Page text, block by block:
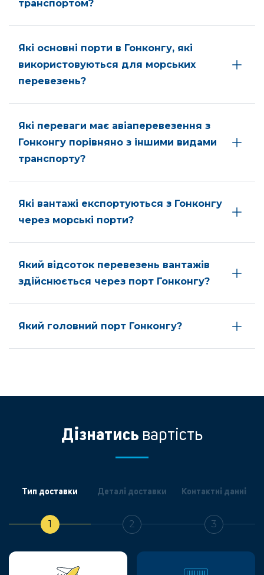
транспортом?
Які основні порти в Гонконгу, які
використовуються для морських
перевезень?
Які переваги має авіаперевезення з
Гонконгу порівняно з іншими видами
транспорту?
Які вантажі експортуються з Гонконгу
через морські порти?
Який відсоток перевезень вантажів
здійснюється через порт Гонконгу?
Який головний порт Гонконгу?
Дізнатись вартість
Тип доставки
1
Деталі доставки
2
Контактні данні
3